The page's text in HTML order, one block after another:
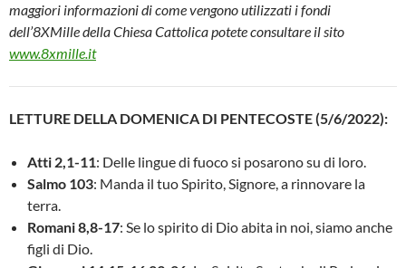
maggiori informazioni di come vengono utilizzati i fondi
dell’8XMille della Chiesa Cattolica potete consultare il sito
www.8xmille.it
LETTURE DELLA DOMENICA DI PENTECOSTE (5/6/2022):
Atti 2,1-11: Delle lingue di fuoco si posarono su di loro.
Salmo 103: Manda il tuo Spirito, Signore, a rinnovare la
terra.
Romani 8,8-17: Se lo spirito di Dio abita in noi, siamo anche
figli di Dio.